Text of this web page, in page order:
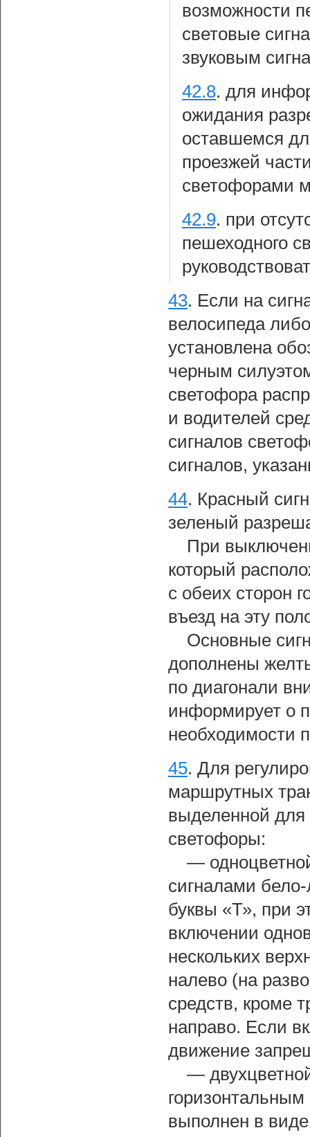
возможности
световые
звуковым
42.8. для
ожидания
оставшемся
проезжей
светофорами
42.9. при
пешеходного
43. Если на
велосипеда
установлена
черным
светофора
и водителей
сигналов
сигналов,
44. Красный
зеленый
При
который
с обеих сторон
въезд на эту
Основные
дополнены
по диагонали
информирует о
необходимости
45. Для
маршрутных
выделенной для
светофоры:
—
сигналами
буквы «Т», при
включении
нескольких
налево (на
средств, кроме
направо. Если
движение
—
выполнен в